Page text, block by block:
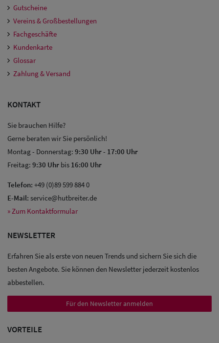
Sale: Caps
Sale:
Sale: Army
Caps
Caps
Gutscheine
Vereins & Großbestellungen
Fachgeschäfte
Kundenkarte
Glossar
Zahlung & Versand
KONTAKT
Sie brauchen Hilfe?
Gerne beraten wir Sie persönlich!
Montag - Donnerstag: 9:30 Uhr- 17:00 Uhr
Freitag: 9:30 Uhr bis 16:00 Uhr
Telefon: +49 (0)89 599 884 0
E-Mail: service@hutbreiter.de
» Zum Kontaktformular
NEWSLETTER
Erfahren Sie als erste von neuen Trends und sichern Sie sich die
besten Angebote. Sie können den Newsletter jederzeit kostenlos
abbestellen.
Für den Newsletter anmelden
VORTEILE